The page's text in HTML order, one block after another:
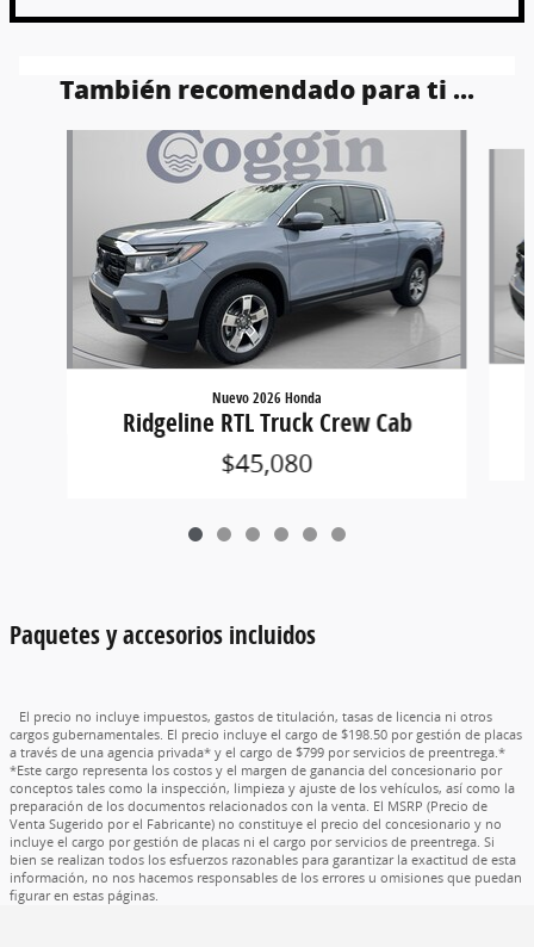
También recomendado para ti ...
Nuevo 2026 Honda
Ridgeline RTL Truck Crew Cab
$45,080
Paquetes y accesorios incluidos
El precio no incluye impuestos, gastos de titulación, tasas de licencia ni otros
cargos gubernamentales. El precio incluye el cargo de $198.50 por gestión de placas
a través de una agencia privada* y el cargo de $799 por servicios de preentrega.*
*Este cargo representa los costos y el margen de ganancia del concesionario por
conceptos tales como la inspección, limpieza y ajuste de los vehículos, así como la
preparación de los documentos relacionados con la venta. El MSRP (Precio de
Venta Sugerido por el Fabricante) no constituye el precio del concesionario y no
incluye el cargo por gestión de placas ni el cargo por servicios de preentrega. Si
bien se realizan todos los esfuerzos razonables para garantizar la exactitud de esta
información, no nos hacemos responsables de los errores u omisiones que puedan
figurar en estas páginas.